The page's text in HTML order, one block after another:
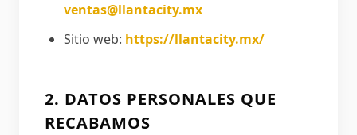
ventas@llantacity.mx
Sitio web: https://llantacity.mx/
2. DATOS PERSONALES QUE
RECABAMOS